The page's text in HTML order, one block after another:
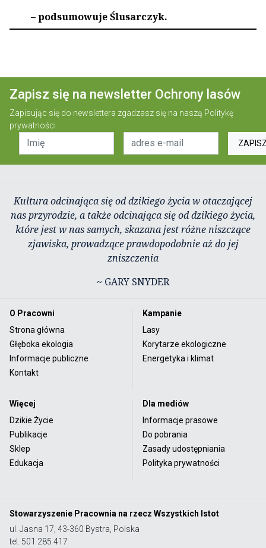
– podsumowuje Ślusarczyk.
Zapisz się na newsletter Ochrony lasów
Zapisując się do newslettera zgadzasz się na naszą Politykę
prywatności
Kultura odcinająca się od dzikiego życia w otaczającej
nas przyrodzie, a także odcinająca się od dzikiego życia,
które jest w nas samych, skazana jest różne niszczące
zjawiska, prowadzące prawdopodobnie aż do jej
zniszczenia
~ GARY SNYDER
O Pracowni
Strona główna
Głęboka ekologia
Informacje publiczne
Kontakt
Kampanie
Lasy
Korytarze ekologiczne
Energetyka i klimat
Więcej
Dzikie Życie
Publikacje
Sklep
Edukacja
Dla mediów
Informacje prasowe
Do pobrania
Zasady udostępniania
Polityka prywatności
Stowarzyszenie Pracownia na rzecz Wszystkich Istot
ul. Jasna 17, 43-360 Bystra, Polska
tel. 501 285 417